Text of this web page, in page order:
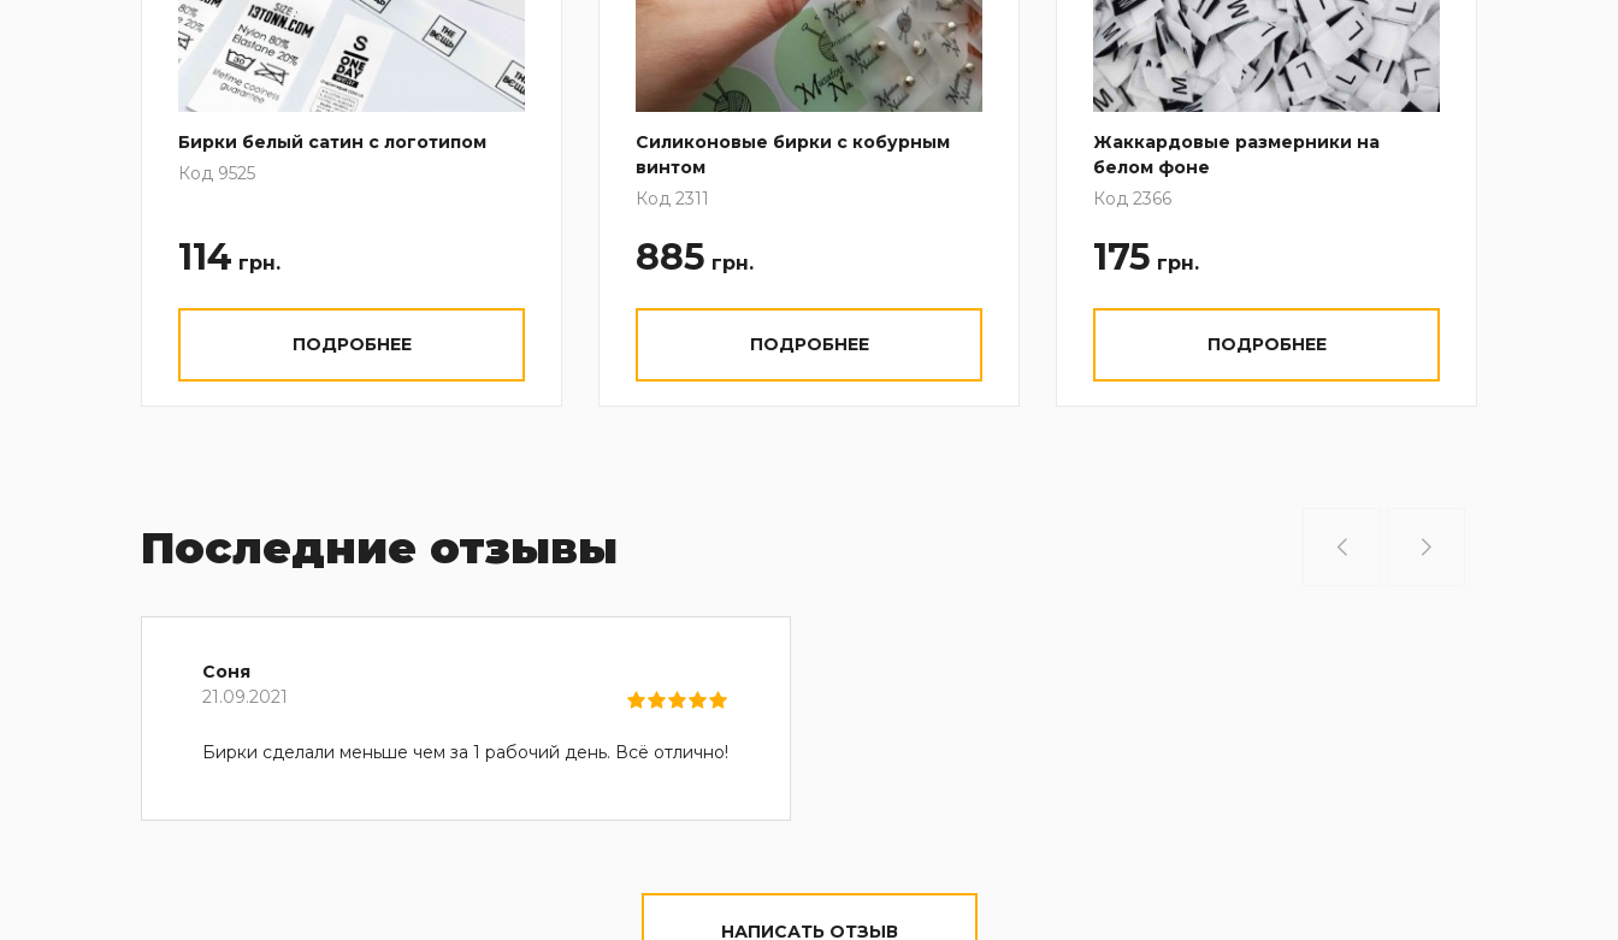
Бирки белый сатин с логотипом
Код 9525
114 грн.
ПОДРОБНЕЕ
Силиконовые бирки с кобурным
винтом
Код 2311
885 грн.
ПОДРОБНЕЕ
Жаккардовые размерники на
белом фоне
Код 2366
175 грн.
ПОДРОБНЕЕ
Последние отзывы
Соня
21.09.2021
Бирки сделали меньше чем за 1 рабочий день. Всё отлично!
НАПИСАТЬ ОТЗЫВ